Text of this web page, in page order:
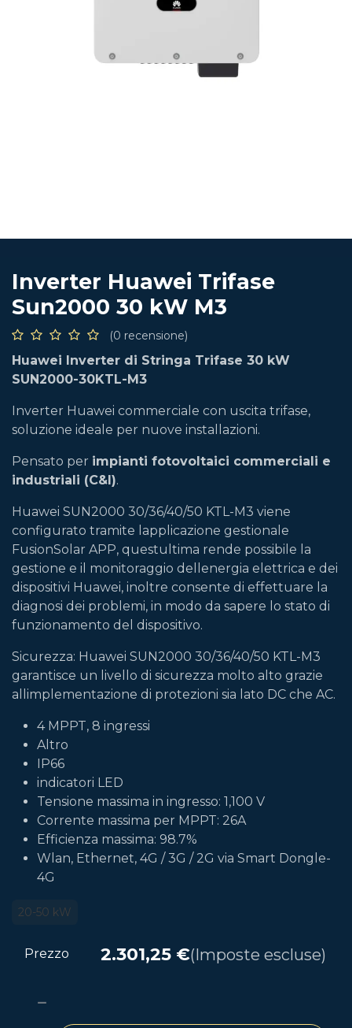
Inverter Huawei Trifase
Sun2000 30 kW M3
(0 recensione)
Huawei Inverter di Stringa Trifase 30 kW
SUN2000-30KTL-M3
Inverter Huawei commerciale con uscita trifase,
soluzione ideale per nuove installazioni.
Pensato per impianti fotovoltaici commerciali e
industriali (C&I).
Huawei SUN2000 30/36/40/50 KTL-M3 viene
configurato tramite lapplicazione gestionale
FusionSolar APP, questultima rende possibile la
gestione e il monitoraggio dellenergia elettrica e dei
dispositivi Huawei, inoltre consente di effettuare la
diagnosi dei problemi, in modo da sapere lo stato di
funzionamento del dispositivo.
Sicurezza: Huawei SUN2000 30/36/40/50 KTL-M3
garantisce un livello di sicurezza molto alto grazie
allimplementazione di protezioni sia lato DC che AC.
4 MPPT, 8 ingressi
Altro
IP66
indicatori LED
Tensione massima in ingresso: 1,100 V
Corrente massima per MPPT: 26A
Efficienza massima: 98.7%
Wlan, Ethernet, 4G / 3G / 2G via Smart Dongle-
4G
20-50 kW
Prezzo 2.301,25 €(Imposte escluse)